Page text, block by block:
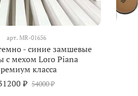
арт. MR-01656
- синие замшевые
с мехом Loro Piana
класса
₽ 54000 ₽